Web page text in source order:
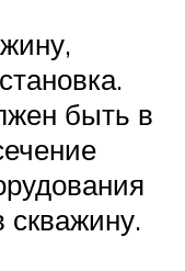
быть в
скважину.